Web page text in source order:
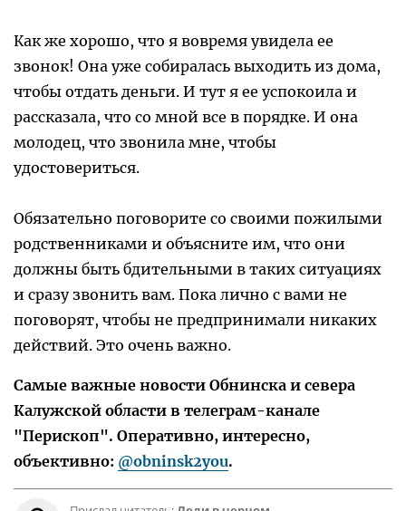
Как же хорошо, что я вовремя увидела ее
звонок! Она уже собиралась выходить из дома,
чтобы отдать деньги. И тут я ее успокоила и
рассказала, что со мной все в порядке. И она
молодец, что звонила мне, чтобы
удостовериться.
Обязательно поговорите со своими пожилыми
родственниками и объясните им, что они
должны быть бдительными в таких ситуациях
и сразу звонить вам. Пока лично с вами не
поговорят, чтобы не предпринимали никаких
действий. Это очень важно.
Самые важные новости Обнинска и севера
Калужской области в телеграм-канале
"Перископ". Оперативно, интересно,
объективно: @obninsk2you.